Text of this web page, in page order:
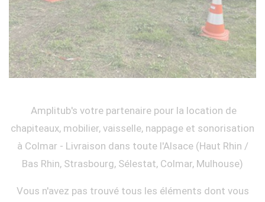
Amplitub's votre partenaire pour la location de
chapiteaux, mobilier, vaisselle, nappage et sonorisation
à Colmar - Livraison dans toute l'Alsace (Haut Rhin /
Bas Rhin, Strasbourg, Sélestat, Colmar, Mulhouse)
Vous n'avez pas trouvé tous les éléments dont vous